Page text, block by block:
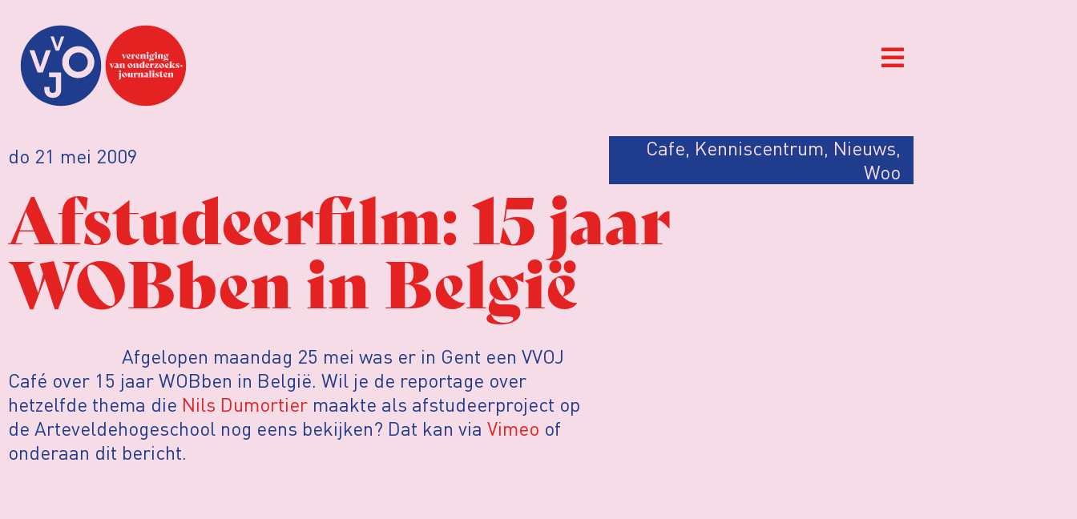
do 21 mei 2009 Cafe, Kenniscentrum, Nieuws,
Woo
Afstudeerfilm: 15 jaar
WOBben in België
Afgelopen maandag 25 mei was er in Gent een VVOJ
Café over 15 jaar WOBben in België. Wil je de reportage over
hetzelfde thema die Nils Dumortier maakte als afstudeerproject op
de Arteveldehogeschool nog eens bekijken? Dat kan via Vimeo of
onderaan dit bericht.